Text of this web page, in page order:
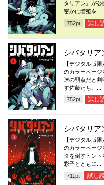
タリアン』が公
密かに増殖を...
752pt 試し
シバタリア
【デジタル版
のカラーページ
達の弱点だと判
す佐藤たち。...
752pt 試し
シバタリア
【デジタル版
のカラーページ
タを倒すヒント
彩子とともに...
711pt 試し